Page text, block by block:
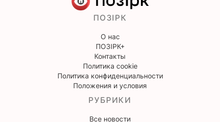
ПОЗІРК
О нас
ПОЗІРК+
Контакты
Политика cookie
Политика конфиденциальности
Положения и условия
РУБРИКИ
Все новости